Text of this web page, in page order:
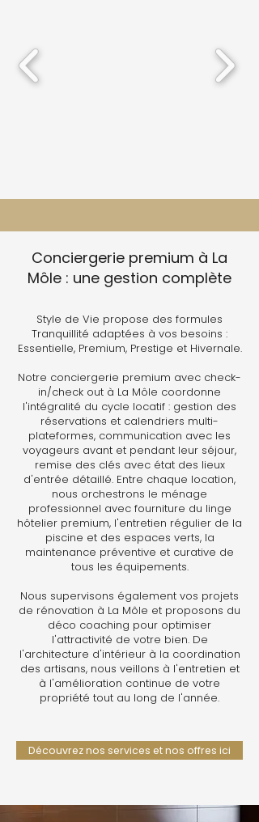
Conciergerie premium à La
Môle : une gestion complète
Style de Vie propose des formules
Tranquillité adaptées à vos besoins :
Essentielle, Premium, Prestige et Hivernale.
Notre conciergerie premium avec check-
in/check out à La Môle coordonne
l'intégralité du cycle locatif : gestion des
réservations et calendriers multi-
plateformes, communication avec les
voyageurs avant et pendant leur séjour,
remise des clés avec état des lieux
d'entrée détaillé. Entre chaque location,
nous orchestrons le ménage
professionnel avec fourniture du linge
hôtelier premium, l'entretien régulier de la
piscine et des espaces verts, la
maintenance préventive et curative de
tous les équipements.
Nous supervisons également vos projets
de rénovation à La Môle et proposons du
déco coaching pour optimiser
l'attractivité de votre bien. De
l'architecture d'intérieur à la coordination
des artisans, nous veillons à l'entretien et
à l'amélioration continue de votre
propriété tout au long de l'année.
Découvrez nos services et nos offres ici